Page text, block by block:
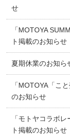
せ
「MOTOYA
ト掲載のお知らせ
夏期休業のお知ら
「MOTOYA「こ
のお知らせ
「モトヤコラボ
ト掲載のお知らせ